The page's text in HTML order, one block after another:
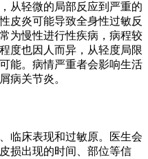
从轻微的局部反应到严重的
皮炎可能导致全身性过敏反
为慢性进行性疾病，病程较
度也因人而异，从轻度局限
能。病情严重者会影响生活
病关节炎。
临床表现和过敏原。医生会
损出现的时间、部位等信